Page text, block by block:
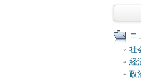
ニ
社
経
政